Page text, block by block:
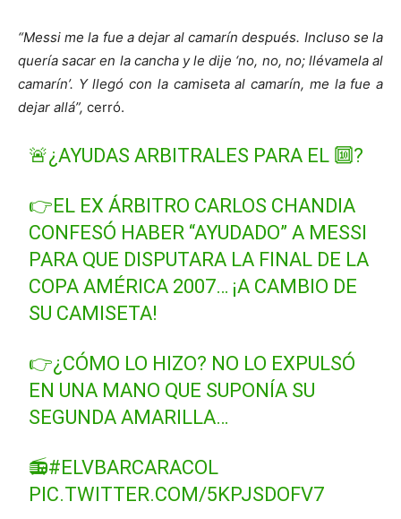
“Messi me la fue a dejar al camarín después. Incluso se la
quería sacar en la cancha y le dije ‘no, no, no; llévamela al
camarín’. Y llegó con la camiseta al camarín, me la fue a
dejar allá”, cerró.
🚨¿AYUDAS ARBITRALES PARA EL 🔟?
👉EL EX ÁRBITRO CARLOS CHANDIA
CONFESÓ HABER “AYUDADO” A MESSI
PARA QUE DISPUTARA LA FINAL DE LA
COPA AMÉRICA 2007… ¡A CAMBIO DE
SU CAMISETA!
👉¿CÓMO LO HIZO? NO LO EXPULSÓ
EN UNA MANO QUE SUPONÍA SU
SEGUNDA AMARILLA…
📻#ELVBARCARACOL
PIC.TWITTER.COM/5KPJSDOFV7